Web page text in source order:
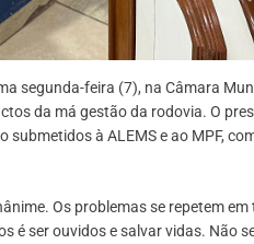
segunda-feira (7), na Câmara
da má gestão da rodovia. O
à ALEMS e ao MPF,
Os problemas se repetem
é ser ouvidos e salvar vidas. Não